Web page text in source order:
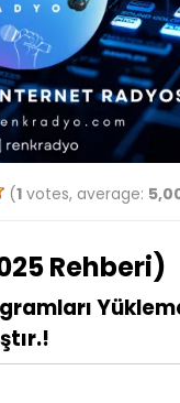
(1 votes, average:
Rehberi)